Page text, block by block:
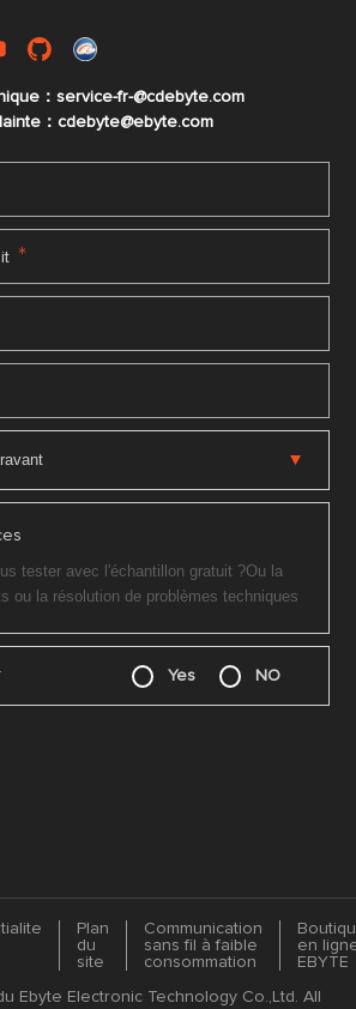
：service-fr-@cdebyte.com
：cdebyte@ebyte.com
*
Yes NO
Plan
du
site
Communication
sans fil à faible
consommation
en
EBYTE
Ebyte Electronic Technology Co.,Ltd. All